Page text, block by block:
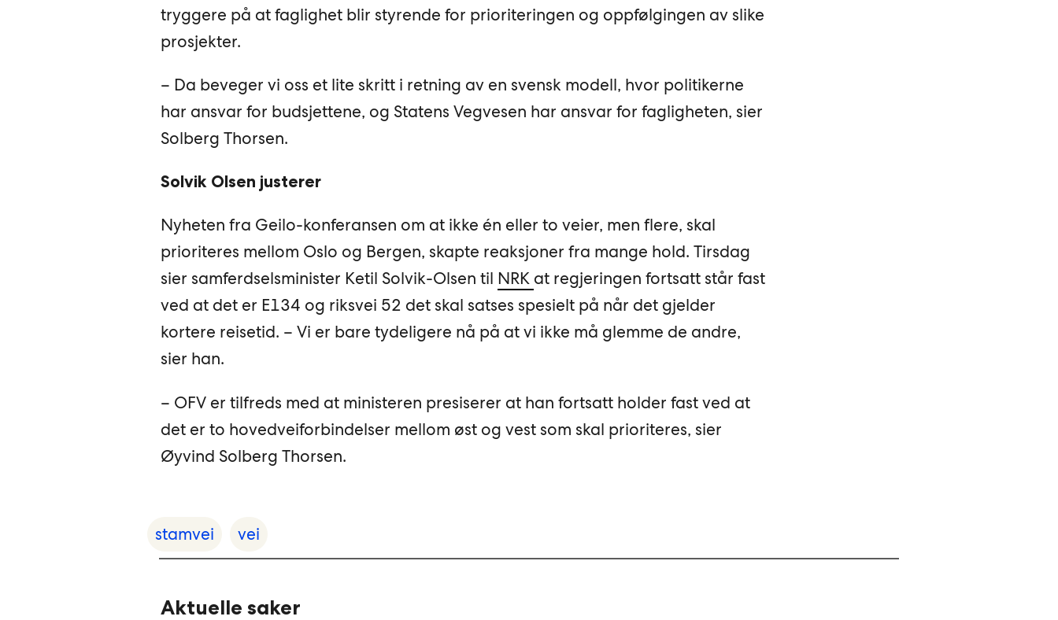
tryggere på at faglighet blir styrende for prioriteringen og oppfølgingen av slike
prosjekter.
– Da beveger vi oss et lite skritt i retning av en svensk modell, hvor politikerne
har ansvar for budsjettene, og Statens Vegvesen har ansvar for fagligheten, sier
Solberg Thorsen.
Solvik Olsen justerer
Nyheten fra Geilo-konferansen om at ikke én eller to veier, men flere, skal
prioriteres mellom Oslo og Bergen, skapte reaksjoner fra mange hold. Tirsdag
sier samferdselsminister Ketil Solvik-Olsen til NRK at regjeringen fortsatt står fast
ved at det er E134 og riksvei 52 det skal satses spesielt på når det gjelder
kortere reisetid. – Vi er bare tydeligere nå på at vi ikke må glemme de andre,
sier han.
– OFV er tilfreds med at ministeren presiserer at han fortsatt holder fast ved at
det er to hovedveiforbindelser mellom øst og vest som skal prioriteres, sier
Øyvind Solberg Thorsen.
stamvei vei
Aktuelle saker